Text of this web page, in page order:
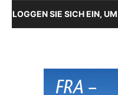
LOGGEN SIE SICH EIN,